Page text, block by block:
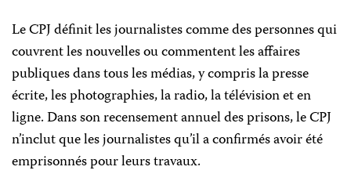
Le CPJ définit les journalistes comme des personnes qui
couvrent les nouvelles ou commentent les affaires
publiques dans tous les médias, y compris la presse
écrite, les photographies, la radio, la télévision et en
ligne. Dans son recensement annuel des prisons, le CPJ
n’inclut que les journalistes qu’il a confirmés avoir été
emprisonnés pour leurs travaux.